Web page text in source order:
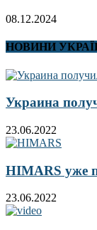
08.12.2024
НОВИНИ
Украина
23.06.2022
HIMARS уже
23.06.2022